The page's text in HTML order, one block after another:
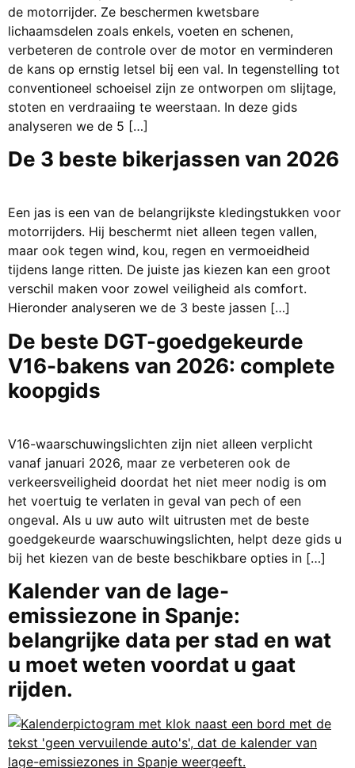
de motorrijder. Ze beschermen kwetsbare
lichaamsdelen zoals enkels, voeten en schenen,
verbeteren de controle over de motor en verminderen
de kans op ernstig letsel bij een val. In tegenstelling tot
conventioneel schoeisel zijn ze ontworpen om slijtage,
stoten en verdraaiing te weerstaan. In deze gids
analyseren we de 5 […]
De 3 beste bikerjassen van 2026
Een jas is een van de belangrijkste kledingstukken voor
motorrijders. Hij beschermt niet alleen tegen vallen,
maar ook tegen wind, kou, regen en vermoeidheid
tijdens lange ritten. De juiste jas kiezen kan een groot
verschil maken voor zowel veiligheid als comfort.
Hieronder analyseren we de 3 beste jassen […]
De beste DGT-goedgekeurde
V16-bakens van 2026: complete
koopgids
V16-waarschuwingslichten zijn niet alleen verplicht
vanaf januari 2026, maar ze verbeteren ook de
verkeersveiligheid doordat het niet meer nodig is om
het voertuig te verlaten in geval van pech of een
ongeval. Als u uw auto wilt uitrusten met de beste
goedgekeurde waarschuwingslichten, helpt deze gids u
bij het kiezen van de beste beschikbare opties in […]
Kalender van de lage-
emissiezone in Spanje:
belangrijke data per stad en wat
u moet weten voordat u gaat
rijden.